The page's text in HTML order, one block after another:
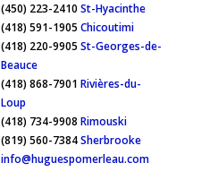
(450) 223-2410 St-Hyacinthe
(418) 591-1905 Chicoutimi
(418) 220-9905 St-Georges-de-
Beauce
(418) 868-7901 Rivières-du-
Loup
(418) 734-9908 Rimouski
(819) 560-7384Sherbrooke
info@huguespomerleau.com